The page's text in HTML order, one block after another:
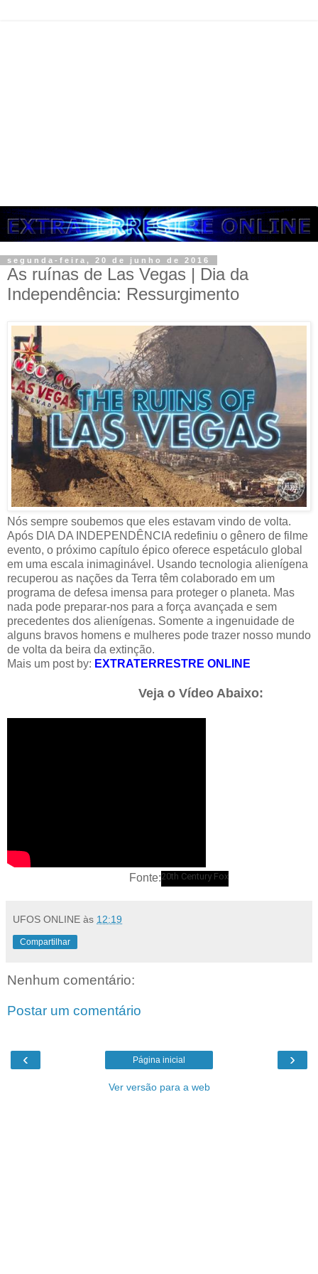
segunda-feira, 20 de junho de 2016
As ruínas de Las Vegas | Dia da
Independência: Ressurgimento
Nós sempre soubemos que eles estavam vindo de volta.
Após DIA DA INDEPENDÊNCIA redefiniu o gênero de filme
evento, o próximo capítulo épico oferece espetáculo global
em uma escala inimaginável. Usando tecnologia alienígena
recuperou as nações da Terra têm colaborado em um
programa de defesa imensa para proteger o planeta. Mas
nada pode preparar-nos para a força avançada e sem
precedentes dos alienígenas. Somente a ingenuidade de
alguns bravos homens e mulheres pode trazer nosso mundo
de volta da beira da extinção.
Mais um post by: EXTRATERRESTRE ONLINE
Veja o Vídeo Abaixo:
Fonte:20th Century Fox
UFOS ONLINE às 12:19
Compartilhar
Nenhum comentário:
Postar um comentário
‹ ›
Página inicial
Ver versão para a web